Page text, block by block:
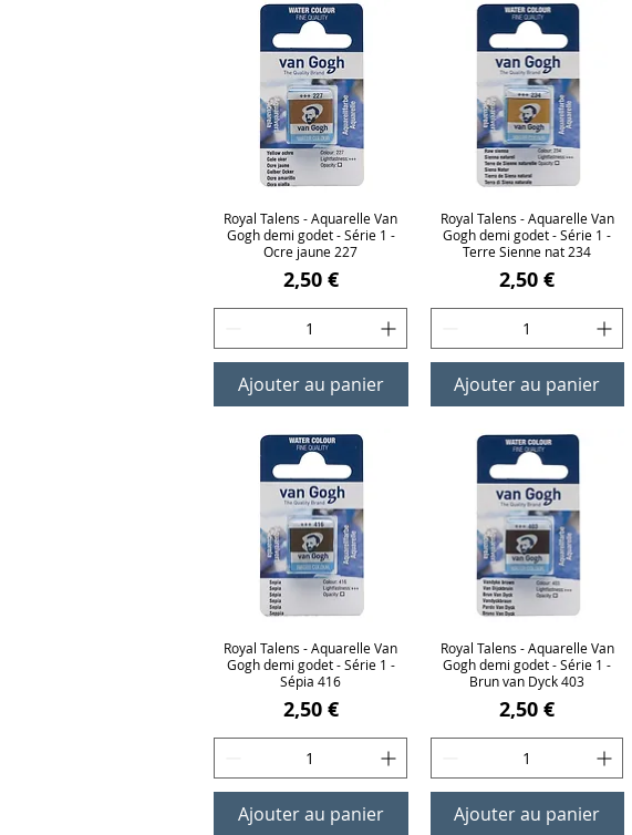
Aperçu rapide
Royal Talens - Aquarelle Van
Gogh demi godet - Série 1 -
Ocre jaune 227
Prix
2,50 €
Ajouter au panier
Aperçu rapide
Royal Talens - Aquarelle Van
Gogh demi godet - Série 1 -
Terre Sienne nat 234
Prix
2,50 €
Ajouter au panier
Aperçu rapide
Royal Talens - Aquarelle Van
Gogh demi godet - Série 1 -
Sépia 416
Prix
2,50 €
Ajouter au panier
Aperçu rapide
Royal Talens - Aquarelle Van
Gogh demi godet - Série 1 -
Brun van Dyck 403
Prix
2,50 €
Ajouter au panier